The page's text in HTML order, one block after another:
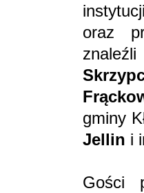
oraz
gminy
Jellin i
Gości